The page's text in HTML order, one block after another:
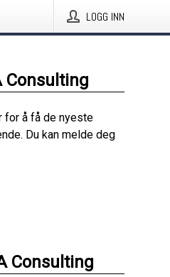
LOGG INN
Consulting
for å få de nyeste
Du kan melde deg
Consulting